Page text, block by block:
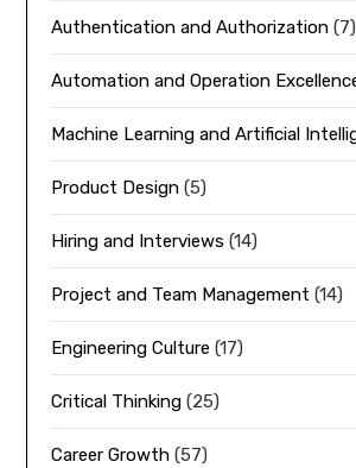
Authentication and Authorization (7)
Automation and Operation
Machine Learning and Artificial
Product Design (5)
Hiring and Interviews (14)
Project and Team Management (14)
Engineering Culture (17)
Critical Thinking (25)
Career Growth (57)